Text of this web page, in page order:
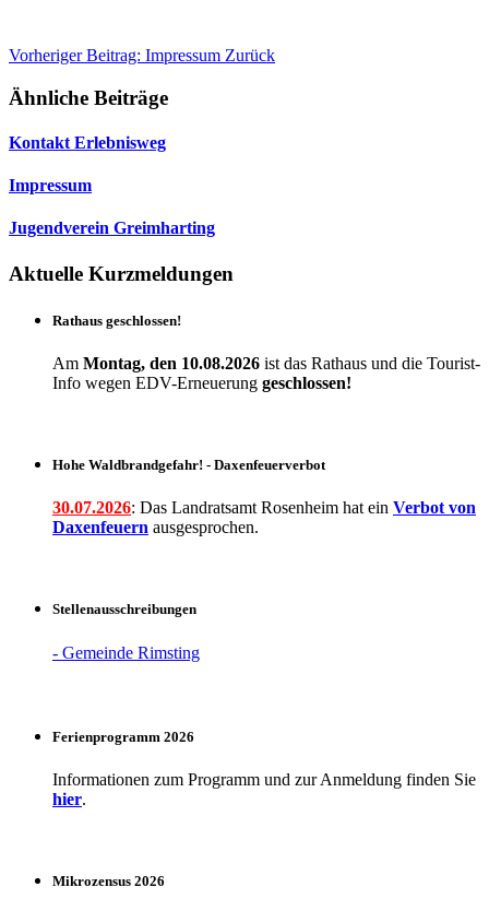
Vorheriger Beitrag: Impressum Zurück
Ähnliche Beiträge
Kontakt Erlebnisweg
Impressum
Jugendverein Greimharting
Aktuelle Kurzmeldungen
Rathaus geschlossen!
Am Montag, den 10.08.2026 ist das Rathaus und die Tourist-
Info wegen EDV-Erneuerung geschlossen!
Hohe Waldbrandgefahr! - Daxenfeuerverbot
30.07.2026: Das Landratsamt Rosenheim hat ein Verbot von
Daxenfeuern ausgesprochen.
Stellenausschreibungen
- Gemeinde Rimsting
Ferienprogramm 2026
Informationen zum Programm und zur Anmeldung finden Sie
hier.
Mikrozensus 2026